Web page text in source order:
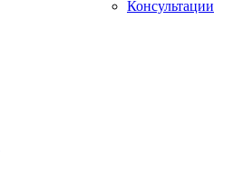
Консультации